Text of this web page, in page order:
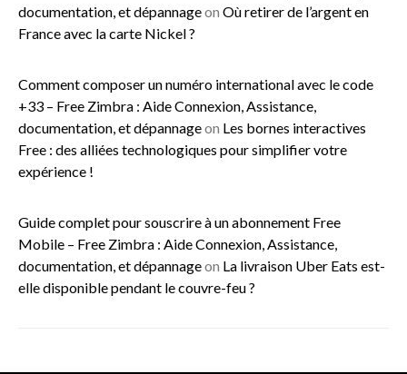
documentation, et dépannageon Où retirer de l’argent en
France avec la carte Nickel ?
Comment composer un numéro international avec le code
+33 – Free Zimbra : Aide Connexion, Assistance,
documentation, et dépannageon Les bornes interactives
Free : des alliées technologiques pour simplifier votre
expérience !
Guide complet pour souscrire à un abonnement Free
Mobile – Free Zimbra : Aide Connexion, Assistance,
documentation, et dépannageon La livraison Uber Eats est-
elle disponible pendant le couvre-feu ?